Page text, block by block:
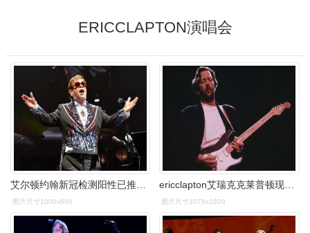
ERICCLAPTON演唱会
图片尺寸1000x666 图片尺寸3078x1928